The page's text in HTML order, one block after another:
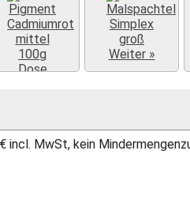
Weiter »
incl. MwSt, kein